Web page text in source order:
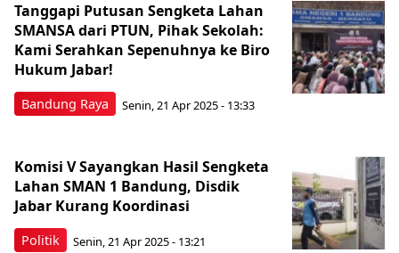
Bandung Raya
Tanggapi Putusan Sengketa Lahan
SMANSA dari PTUN, Pihak Sekolah:
Kami Serahkan Sepenuhnya ke Biro
Hukum Jabar!
Senin, 21 Apr 2025 - 13:33
Politik
Komisi V Sayangkan Hasil Sengketa
Lahan SMAN 1 Bandung, Disdik
Jabar Kurang Koordinasi
Senin, 21 Apr 2025 - 13:21